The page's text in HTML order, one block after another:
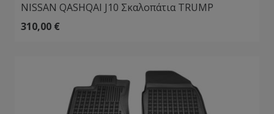
NISSAN QASHQAI J10 Σκαλοπάτια TRUMP
310,00 €